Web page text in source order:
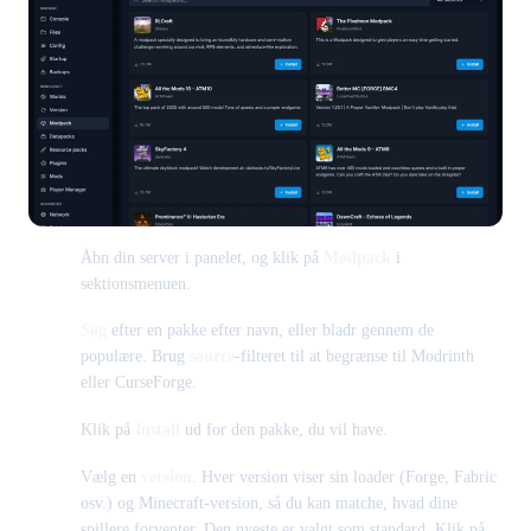
Åbn din server i panelet, og klik på
i
sektionsmenuen.
efter en pakke efter navn, eller bladr gennem de
populære. Brug
-filteret til at begrænse til Modrinth
eller CurseForge.
Klik på ud for den pakke, du vil have.
Vælg en
. Hver version viser sin loader (Forge, Fabric
osv.) og Minecraft-version, så du kan matche, hvad dine